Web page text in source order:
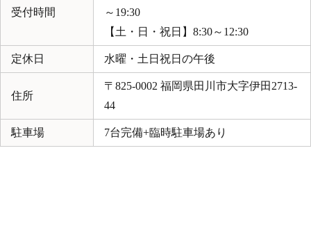
受付時間
～19:30
【土・日・祝日】8:30～12:30
定休日 水曜・土日祝日の午後
住所
〒825-0002 福岡県田川市大字伊田2713-
44
駐車場 7台完備+臨時駐車場あり